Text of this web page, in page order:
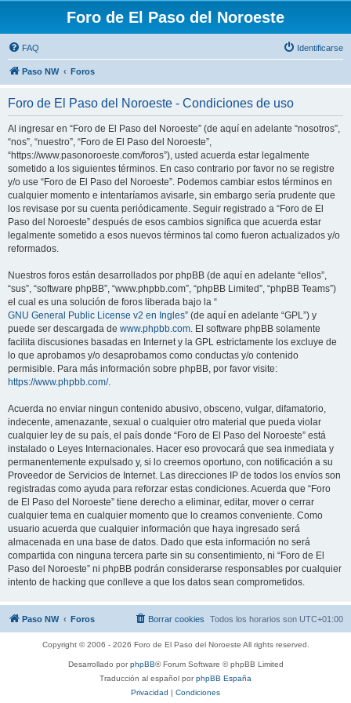
Foro de El Paso del Noroeste
FAQ Identificarse
Paso NW Foros
Foro de El Paso del Noroeste - Condiciones de uso
Al ingresar en “Foro de El Paso del Noroeste” (de aquí en adelante “nosotros”,
“nos”, “nuestro”, “Foro de El Paso del Noroeste”,
“https://www.pasonoroeste.com/foros”), usted acuerda estar legalmente
sometido a los siguientes términos. En caso contrario por favor no se registre
y/o use “Foro de El Paso del Noroeste”. Podemos cambiar estos términos en
cualquier momento e intentaríamos avisarle, sin embargo sería prudente que
los revisase por su cuenta periódicamente. Seguir registrado a “Foro de El
Paso del Noroeste” después de esos cambios significa que acuerda estar
legalmente sometido a esos nuevos términos tal como fueron actualizados y/o
reformados.
Nuestros foros están desarrollados por phpBB (de aquí en adelante “ellos”,
“sus”, “software phpBB”, “www.phpbb.com”, “phpBB Limited”, “phpBB Teams”)
el cual es una solución de foros liberada bajo la “
GNU General Public License v2 en Ingles” (de aquí en adelante “GPL”) y
puede ser descargada de www.phpbb.com. El software phpBB solamente
facilita discusiones basadas en Internet y la GPL estrictamente los excluye de
lo que aprobamos y/o desaprobamos como conductas y/o contenido
permisible. Para más información sobre phpBB, por favor visite:
https://www.phpbb.com/.
Acuerda no enviar ningun contenido abusivo, obsceno, vulgar, difamatorio,
indecente, amenazante, sexual o cualquier otro material que pueda violar
cualquier ley de su país, el país donde “Foro de El Paso del Noroeste” está
instalado o Leyes Internacionales. Hacer eso provocará que sea inmediata y
permanentemente expulsado y, si lo creemos oportuno, con notificación a su
Proveedor de Servicios de Internet. Las direcciones IP de todos los envíos son
registradas como ayuda para reforzar estas condiciones. Acuerda que “Foro
de El Paso del Noroeste” tiene derecho a eliminar, editar, mover o cerrar
cualquier tema en cualquier momento que lo creamos conveniente. Como
usuario acuerda que cualquier información que haya ingresado será
almacenada en una base de datos. Dado que esta información no será
compartida con ninguna tercera parte sin su consentimiento, ni “Foro de El
Paso del Noroeste” ni phpBB podrán considerarse responsables por cualquier
intento de hacking que conlleve a que los datos sean comprometidos.
Paso NW Foros Todos los horarios son UTC+01:00
Borrar cookies
Copyright © 2006 - 2026 Foro de El Paso del Noroeste All rights reserved.
Desarrollado porphpBB® Forum Software © phpBB Limited
Traducción al español porphpBB España
Privacidad | Condiciones